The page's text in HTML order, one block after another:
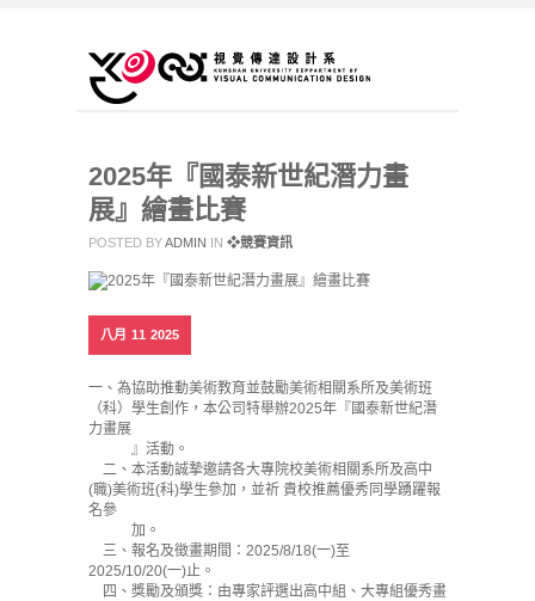
2025年『國泰新世紀潛力畫
展』繪畫比賽
POSTED BYADMIN IN ❖競賽資訊
八月 11 2025
一、為協助推動美術教育並鼓勵美術相關系所及美術班
（科）學生創作，本公司特舉辦2025年『國泰新世紀潛
力畫展
』活動。
二、本活動誠摯邀請各大專院校美術相關系所及高中
(職)美術班(科)學生參加，並祈 貴校推薦優秀同學踴躍報
名參
加。
三、報名及徵畫期間：2025/8/18(一)至
2025/10/20(一)止。
四、獎勵及頒獎：由專家評選出高中組、大專組優秀畫